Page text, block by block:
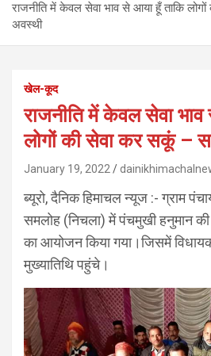
राजनीति में केवल सेवा भाव से आया हूँ ताकि
अवस्थी
खेल-कूद
राजनीति में केवल सेवा
लोगों की सेवा कर सकूं –
January 19, 2022
ब्यूरो, दैनिक हिमाचल न्यूज :- ग्राम
समलोह (निचला) में पंचमुखी हनुमान की
का आयोजन किया गया।जिसमें
मुख्यातिथि पहुंचे।